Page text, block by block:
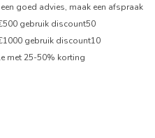
goed advies, maak een afspraak
gebruik discount50
gebruik discount10
met 25-50% korting